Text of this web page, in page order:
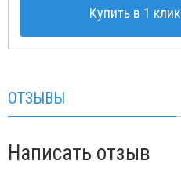
Купить в 1 клик
ОТЗЫВЫ
Написать отзыв